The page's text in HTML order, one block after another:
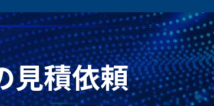
見積依頼